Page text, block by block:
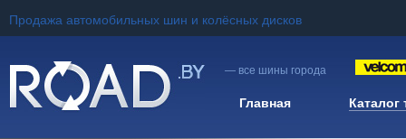
Продажа автомобильных шин и колёсных дисков
— все шины города
Главная Каталог